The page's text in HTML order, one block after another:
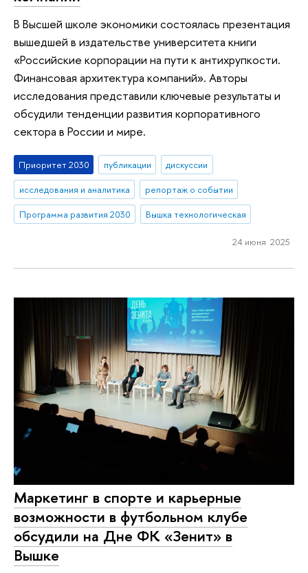
В Высшей школе экономики состоялась презентация
вышедшей в издательстве университета книги
«Российские корпорации на пути к антихрупкости.
Финансовая архитектура компаний». Авторы
исследования представили ключевые результаты и
обсудили тенденции развития корпоративного
сектора в России и мире.
Приоритет 2030 публикации
дискуссии
исследования и аналитика
репортаж о событии
Программа развития 2030
Вышка технологическая
24 июня 2025
Маркетинг в спорте и карьерные
возможности в футбольном клубе
обсудили на Дне ФК «Зенит» в
Вышке